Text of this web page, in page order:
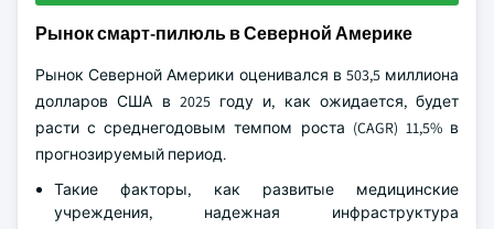
Рынок смарт-пилюль в Северной Америке
Рынок Северной Америки оценивался в 503,5 миллиона
долларов США в 2025 году и, как ожидается, будет
расти с среднегодовым темпом роста (CAGR) 11,5% в
прогнозируемый период.
Такие факторы, как развитые медицинские
учреждения, надежная инфраструктура